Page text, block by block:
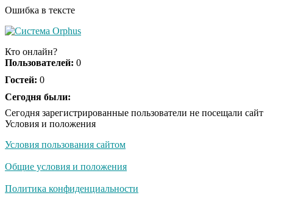
Ошибка в тексте
Кто онлайн?
Пользователей: 0
Гостей: 0
Сегодня были:
Сегодня зарегистрированные пользователи не посещали сайт
Условия и положения
Условия пользования сайтом
Общие условия и положения
Политика конфиденциальности